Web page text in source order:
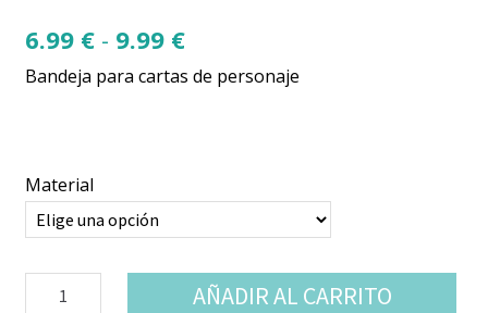
6.99 € - 9.99 €Rango
de
hasta
Bandeja para cartas de personaje
Material
AÑADIR AL CARRITO